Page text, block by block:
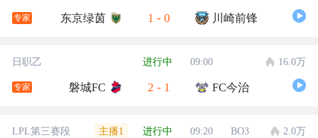
专家 东京绿茵 1 - 0 川崎前锋
日职乙 进行中 09:00 16.0万
专家 磐城FC 2 - 1 FC今治
LPL第三赛段 主播1 进行中 09:20 BO3 2.0万